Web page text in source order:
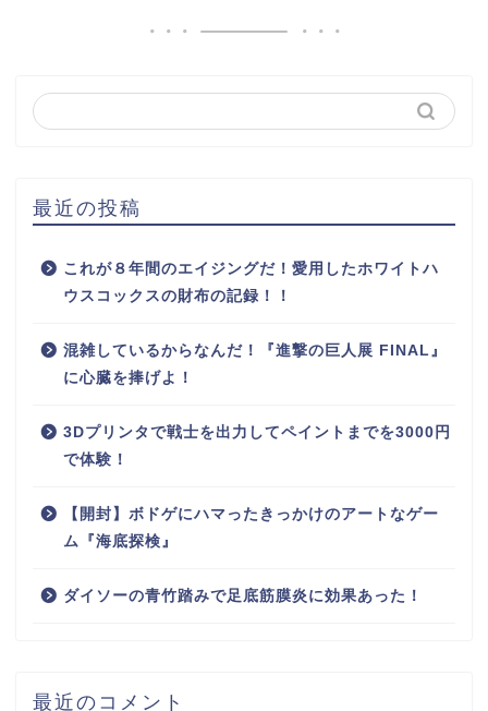
最近の投稿
これが８年間のエイジングだ！愛用したホワイトハ
ウスコックスの財布の記録！！
混雑しているからなんだ！『進撃の巨人展 FINAL』
に心臓を捧げよ！
3Dプリンタで戦士を出力してペイントまでを3000円
で体験！
【開封】ボドゲにハマったきっかけのアートなゲー
ム『海底探検』
ダイソーの青竹踏みで足底筋膜炎に効果あった！
最近のコメント